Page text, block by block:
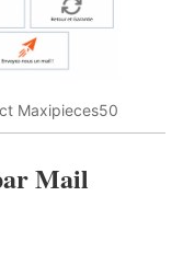
Maxipieces50
Mail